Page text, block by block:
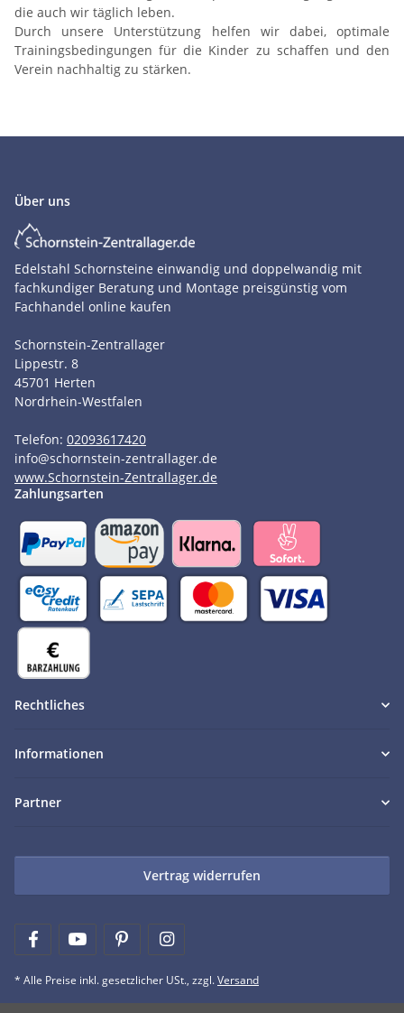
die auch wir täglich leben.
Durch unsere Unterstützung helfen wir dabei, optimale
Trainingsbedingungen für die Kinder zu schaffen und den
Verein nachhaltig zu stärken.
Über uns
Edelstahl Schornsteine einwandig und doppelwandig mit
fachkundiger Beratung und Montage preisgünstig vom
Fachhandel online kaufen
Schornstein-Zentrallager
Lippestr. 8
45701 Herten
Nordrhein-Westfalen
Telefon: 02093617420
info@schornstein-zentrallager.de
www.Schornstein-Zentrallager.de
Zahlungsarten
Rechtliches
Informationen
Partner
Vertrag widerrufen
* Alle Preise inkl. gesetzlicher USt., zzgl.Versand